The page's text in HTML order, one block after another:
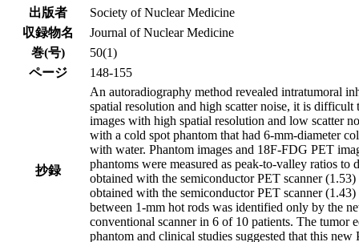
出版者
Society of Nuclear Medicine
収録物名
Journal of Nuclear Medicine
巻(号)
50(1)
ページ
148-155
抄録
An autoradiography method revealed intratumoral
spatial resolution and high scatter noise, it is
images with high spatial resolution and low scatter
with a cold spot phantom that had 6-mm-diameter
with water. Phantom images and 18F-FDG PET
phantoms were measured as peak-to-valley ratios
obtained with the semiconductor PET scanner
obtained with the semiconductor PET scanner
between 1-mm hot rods was identified only by the
conventional scanner in 6 of 10 patients. The tumor
phantom and clinical studies suggested that this